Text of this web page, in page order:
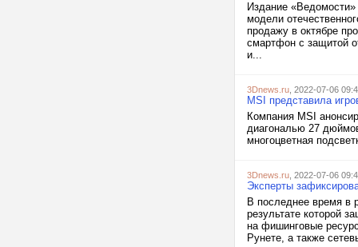
Издание
модели
продажу в октябре
смартфон с защитой
и...
3Dnews.ru , 2022-07-06
MSI представила
Компания MSI
диагональю 27
многоцветная
3Dnews.ru , 2022-07-06
Эксперты
В последнее время в
результате которой
на фишинговые
Рунете, а также